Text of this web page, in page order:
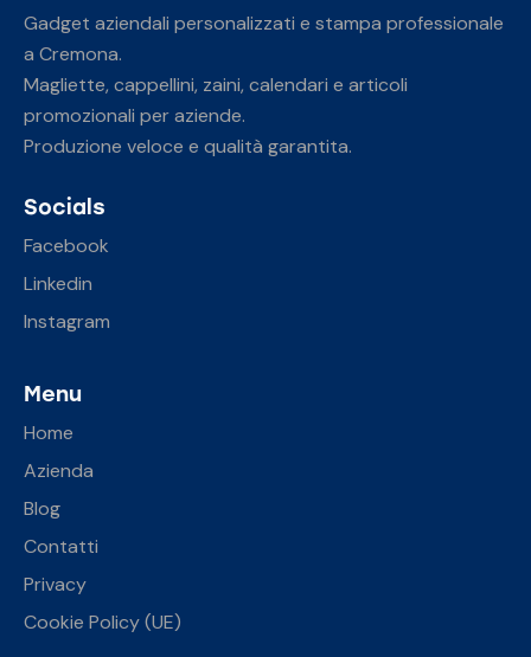
Gadget aziendali personalizzati e stampa professionale
a Cremona.
Magliette, cappellini, zaini, calendari e articoli
promozionali per aziende.
Produzione veloce e qualità garantita.
Socials
Facebook
Linkedin
Instagram
Menu
Home
Azienda
Blog
Contatti
Privacy
Cookie Policy (UE)